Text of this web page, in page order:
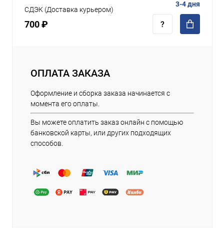
СДЭК (Доставка курьером)
700 ₽
3-4 дня
ОПЛАТА ЗАКАЗА
Оформление и сборка заказа начинается с
момента его оплаты.
Вы можете оплатить заказ онлайн с помощью
банковской карты, или других подходящих
способов.